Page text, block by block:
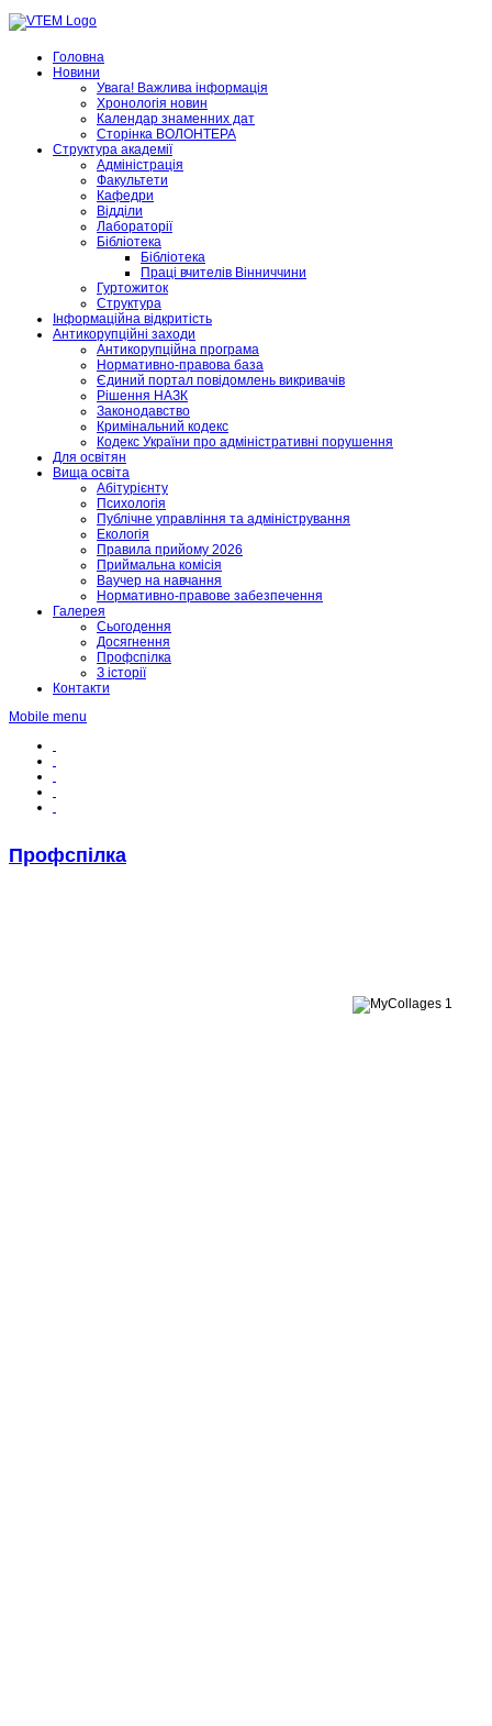
Головна
Новини
Увага! Важлива інформація
Хронологія новин
Календар знаменних дат
Сторінка ВОЛОНТЕРА
Структура академії
Адміністрація
Факультети
Кафедри
Відділи
Лабораторії
Бібліотека
Бібліотека
Праці вчителів Вінниччини
Гуртожиток
Структура
Інформаційна відкритість
Антикорупційні заходи
Антикорупційна програма
Нормативно-правова база
Єдиний портал повідомлень викривачів
Рішення НАЗК
Законодавство
Кримінальний кодекс
Кодекс України про адміністративні порушення
Для освітян
Вища освіта
Абітурієнту
Психологія
Публічне управління та адміністрування
Екологія
Правила прийому 2026
Приймальна комісія
Ваучер на навчання
Нормативно-правове забезпечення
Галерея
Сьогодення
Досягнення
Профспілка
З історії
Контакти
Mobile menu
Профспілка